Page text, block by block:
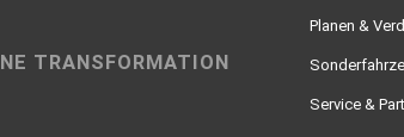
TRANSFORMATION
Planen &
Service &